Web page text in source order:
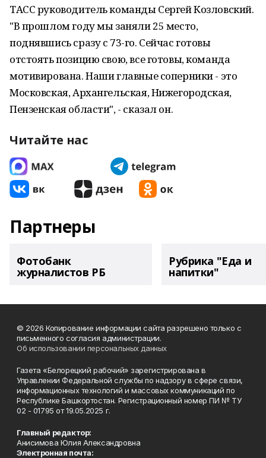
ТАСС руководитель команды Сергей Козловский.
"В прошлом году мы заняли 25 место,
поднявшись сразу с 73-го. Сейчас готовы
отстоять позицию свою, все готовы, команда
мотивирована. Наши главные соперники - это
Московская, Архангельская, Нижегородская,
Пензенская области", - сказал он.
Читайте нас
Партнеры
Фотобанк
журналистов РБ
Рубрика "Еда и
напитки"
© 2026 Копирование информации сайта разрешено только с
письменного согласия администрации.
Об использовании персональных данных
Газета «Белорецкий рабочий» зарегистрирована в
Управлении Федеральной службы по надзору в сфере связи,
информационных технологий и массовых коммуникаций по
Республике Башкортостан. Регистрационный номер ПИ № ТУ
02 - 01795 от 19.05.2025 г.
Главный редактор:
Анисимова Юлия Александровна
Электронная почта: